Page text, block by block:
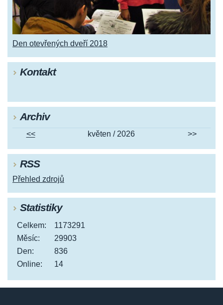
Den otevřených dveří 2018
Kontakt
Archiv
<< květen / 2026 >>
RSS
Přehled zdrojů
Statistiky
Online: 14
Celkem:
1173291
Měsíc:
29903
Den:
836